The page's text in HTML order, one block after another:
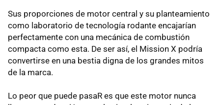
Sus proporciones de motor central y su planteamiento
como laboratorio de tecnología rodante encajarían
perfectamente con una mecánica de combustión
compacta como esta. De ser así, el Mission X podría
convertirse en una bestia digna de los grandes mitos
de la marca.
Lo peor que puede pasaR es que este motor nunca